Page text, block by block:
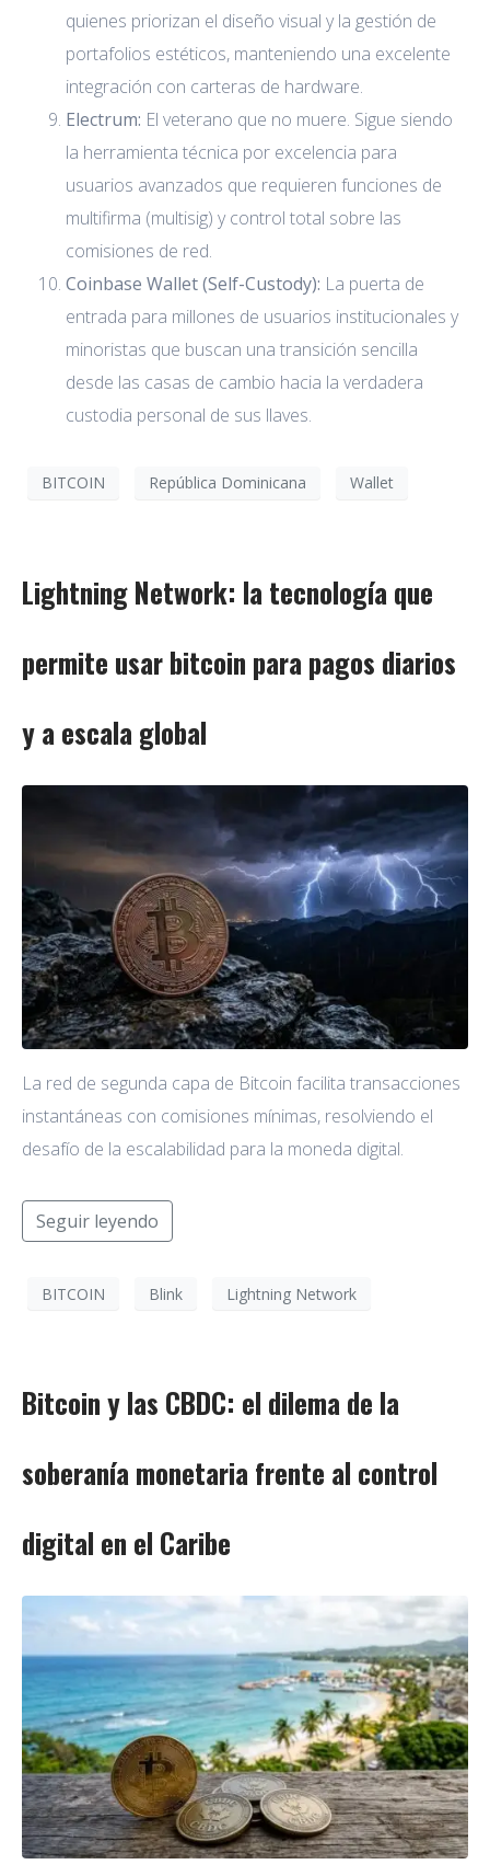
quienes priorizan el diseño visual y la gestión de
portafolios estéticos, manteniendo una excelente
integración con carteras de hardware.
Electrum: El veterano que no muere. Sigue siendo
la herramienta técnica por excelencia para
usuarios avanzados que requieren funciones de
multifirma (multisig) y control total sobre las
comisiones de red.
Coinbase Wallet (Self-Custody): La puerta de
entrada para millones de usuarios institucionales y
minoristas que buscan una transición sencilla
desde las casas de cambio hacia la verdadera
custodia personal de sus llaves.
BITCOIN República Dominicana Wallet
Lightning Network: la tecnología que
permite usar bitcoin para pagos diarios
y a escala global
La red de segunda capa de Bitcoin facilita transacciones
instantáneas con comisiones mínimas, resolviendo el
desafío de la escalabilidad para la moneda digital.
Seguir leyendo
BITCOIN Blink Lightning Network
Bitcoin y las CBDC: el dilema de la
soberanía monetaria frente al control
digital en el Caribe